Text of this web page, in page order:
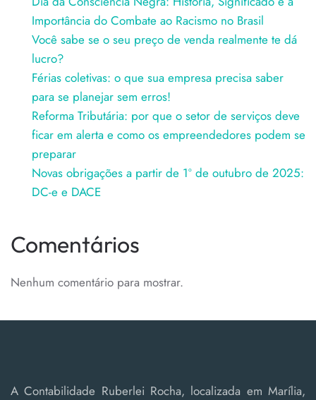
Importância do Combate ao Racismo no Brasil
Você sabe se o seu preço de venda realmente te dá
lucro?
Férias coletivas: o que sua empresa precisa saber
para se planejar sem erros!
Reforma Tributária: por que o setor de serviços deve
ficar em alerta e como os empreendedores podem se
preparar
Novas obrigações a partir de 1º de outubro de 2025:
DC-e e DACE
Comentários
Nenhum comentário para mostrar.
A Contabilidade Ruberlei Rocha, localizada em Marília,